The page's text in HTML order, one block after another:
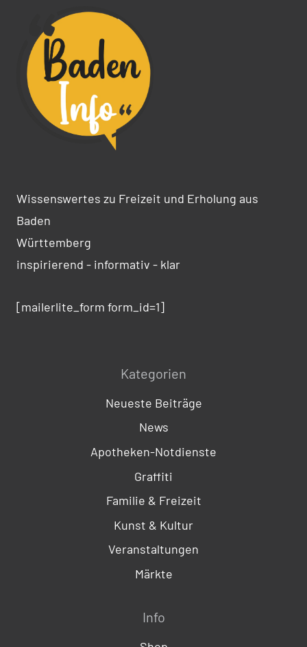
Wissenswertes zu Freizeit und Erholung aus
Baden
Württemberg
inspirierend - informativ - klar
[mailerlite_form form_id=1]
Kategorien
Neueste Beiträge
News
Apotheken-Notdienste
Graffiti
Familie & Freizeit
Kunst & Kultur
Veranstaltungen
Märkte
Info